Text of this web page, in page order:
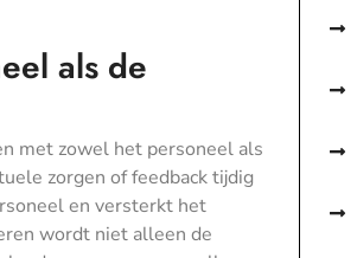
als de
met zowel het personeel als
zorgen of feedback tijdig
en versterkt het
wordt niet alleen de